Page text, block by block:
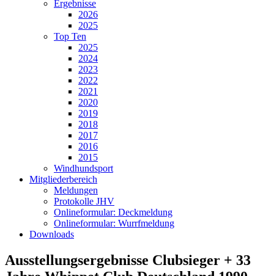
Ergebnisse
2026
2025
Top Ten
2025
2024
2023
2022
2021
2020
2019
2018
2017
2016
2015
Windhundsport
Mitgliederbereich
Meldungen
Protokolle JHV
Onlineformular: Deckmeldung
Onlineformular: Wurrfmeldung
Downloads
Ausstellungsergebnisse Clubsieger + 33